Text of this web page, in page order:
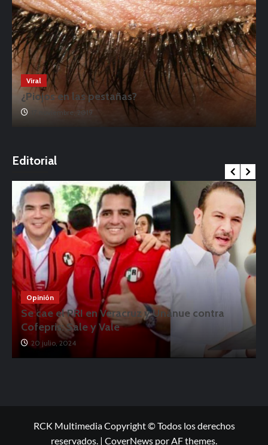
Viral
¿Piojos en las pestañas?
17 noviembre, 2019
Editorial
Opinión
Se cae el PRI en Veracruz y Unánue contra
Cofepris: Sale y Vale
20 julio, 2024
RCK Multimedia Copyright © Todos los derechos
reservados. | CoverNews por AF themes.